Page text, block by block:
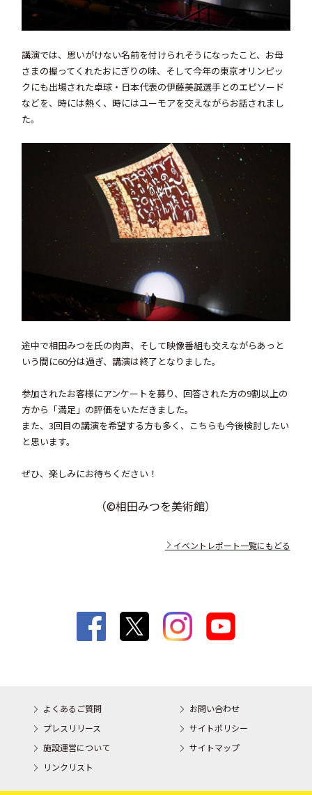
講演では、思いがけない名前を付けられそうになったこと、お母
さまの握ってくれたおにぎりの味、そして今年の東京オリンピッ
クにも出場された卓球・日本代表の伊藤美誠選手とのエピソード
などを、時には熱く、時にはユーモアを交えながらお話されまし
た。
途中で相田みつを氏の肉声、そして映像番組も交えながらあっと
いう間に60分は過ぎ、講演は終了となりました。
参加されたお客様にアンケートを募り、回答された方の9割以上の
方から「満足」の評価をいただきました。
また、3回目の講演を希望する方も多く、こちらも今後検討したい
と思います。
ぜひ、楽しみにお待ちください！
（©相田みつを美術館）
イベントレポート一覧にもどる
よくあるご質問
お問い合わせ
プレスリリース
サイトポリシー
施設運営について
サイトマップ
リンクリスト